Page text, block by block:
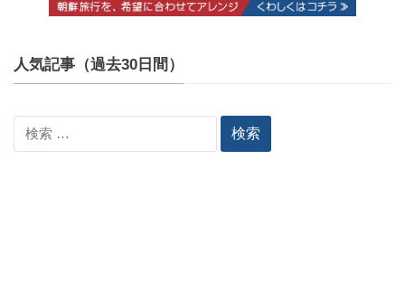
人気記事（過去30日間）
索: